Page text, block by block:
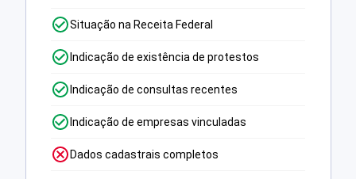
Situação na Receita Federal
Indicação de existência de protestos
Indicação de consultas recentes
Indicação de empresas vinculadas
Dados cadastrais completos